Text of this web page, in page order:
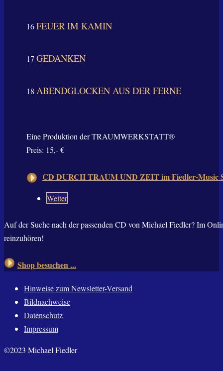
16FEUER IM KAMIN
17 GEDANKEN
18 ABENDGLOCKEN AUS DER FERNE
Eine Produktion der TRAUMWERKSTATT®
Preis: 15,- €
CD DURCH TRAUM UND ZEIT im Fiedler-Music
Weiter
Auf der Suche nach der passenden CD von Michael Fiedler? Im
reinzuhören!
Shop besuchen ...
Hinweise zum Newsletter-Versand
Bildnachweise
Datenschutz
Impressum
©2023 Michael Fiedler